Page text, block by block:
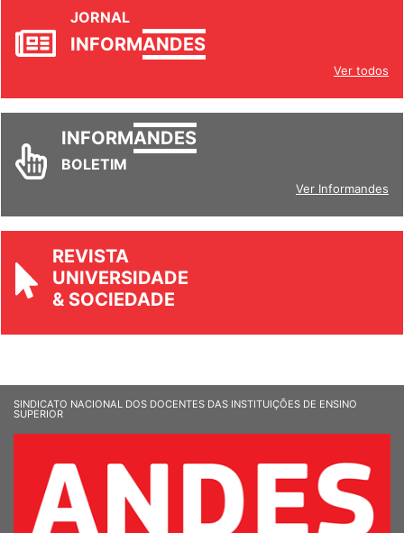
JORNAL
INFORMANDES
Ver todos
INFORMANDES
BOLETIM
Ver Informandes
REVISTA
UNIVERSIDADE
& SOCIEDADE
SINDICATO NACIONAL DOS DOCENTES DAS INSTITUIÇÕES DE ENSINO
SUPERIOR